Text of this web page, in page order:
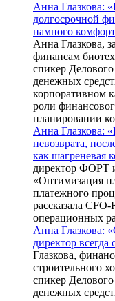
Анна Глазкова:
долгосрочной
намного
Анна Глазкова,
финансам
спикер
денежных
корпоративном
роли
планировании
Анна Глазкова:
невозврата,
как шагреневая
директор ФОРТ
«Оптимизация
платежного
рассказала
операционных
Анна Глазкова:
директор
Глазкова,
строительного
спикер
денежных